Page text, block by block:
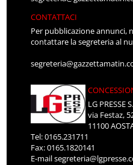
CONTATTACI
Per pubblicazione annunci,
contattare la segreteria al
LG PRESSE
via Festaz,
11100
Tel: 0165.231711
Fax: 0165.1820141
E-mail